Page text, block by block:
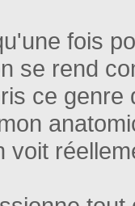
fois
se rend
ce genre
voit